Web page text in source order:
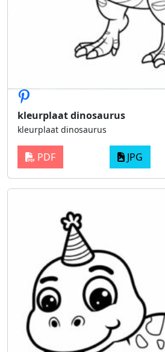
kleurplaat dinosaurus
kleurplaat dinosaurus
PDF JPG